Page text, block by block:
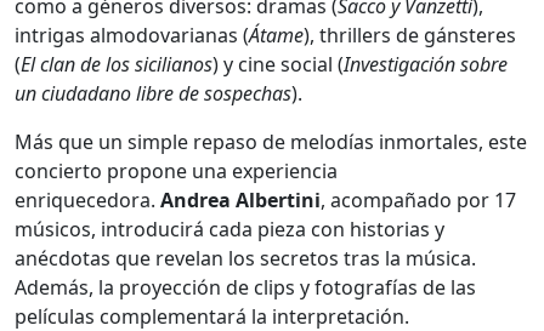
como a géneros diversos: dramas (Sacco y Vanzetti),
intrigas almodovarianas (Átame), thrillers de gánsteres
(El clan de los sicilianos) y cine social (Investigación sobre
un ciudadano libre de sospechas).
Más que un simple repaso de melodías inmortales, este
concierto propone una experiencia
enriquecedora. Andrea Albertini, acompañado por 17
músicos, introducirá cada pieza con historias y
anécdotas que revelan los secretos tras la música.
Además, la proyección de clips y fotografías de las
películas complementará la interpretación.